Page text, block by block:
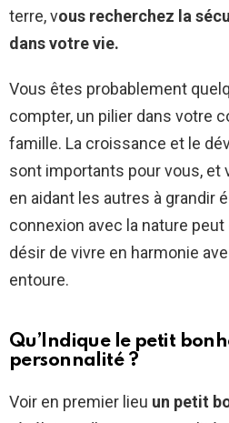
terre, vous recherchez la
dans votre vie.
Vous êtes probablement
compter, un pilier dans votre
famille. La croissance et le
sont importants pour vous, et
en aidant les autres à grandir
connexion avec la nature
désir de vivre en harmonie
entoure.
Qu’Indique le petit
personnalité ?
Voir en premier lieu un petit